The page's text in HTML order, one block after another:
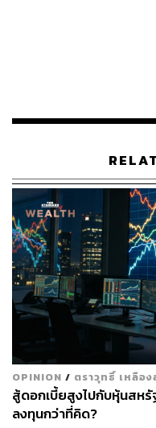
ค้ำประกันซึ่งเป็นการเพิ่ม
“จากการฟังข้อมูลจากผู้บ
บริหารปรับแผนธุรกิจเร็
หน้านี้ทำธุรกิจสื่อสิ่งพิมพ์
ทิศทางธุรกิจ และเคยทำ
เป็นไปตามแผนก็ปรับเข้า
มีแนวโน้มการเติบโตที่ดีม
กลุ่มบริหารหนี้ที่น่าจับตาม
อย่างไรก็ตาม คำแนะนำ
รวมกรณีที่ TH ขอย้ายกลุ่
และราคาเป้าหมายจะคง
สำเร็จและเข้าซื้อขายในก
OPINION / ตราวุทธิ์ เหลือ
สู้ดอกเบี้ยสูงไปกับหุ้นสห
ลงทุนกว่าที่คิด?